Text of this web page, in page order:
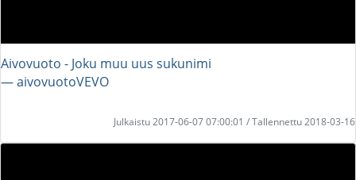
Aivovuoto - Joku muu uus sukunimi
― aivovuotoVEVO
Julkaistu 2017-06-07 07:00:01 / Tallennettu 2018-03-16